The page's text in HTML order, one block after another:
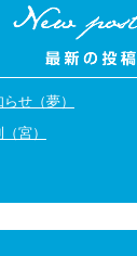
せ（夢）
宮）